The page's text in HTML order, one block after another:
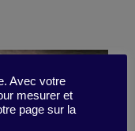
Avec votre
mesurer et
page sur la